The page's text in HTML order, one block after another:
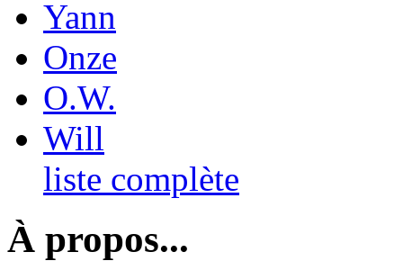
Yann
Onze
O.W.
Will
liste complète
À propos...